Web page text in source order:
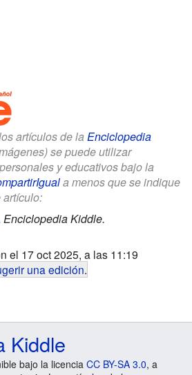
artículos de la Enciclopedia
se puede utilizar
y educativos bajo la
a menos que se indique
artículo:
Enciclopedia Kiddle.
el 17 oct 2025, a las 11:19
una edición.
Kiddle
bajo la licencia CC BY-SA 3.0, a